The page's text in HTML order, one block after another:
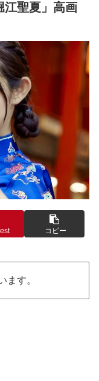
江聖夏」高画
コピー
ます。